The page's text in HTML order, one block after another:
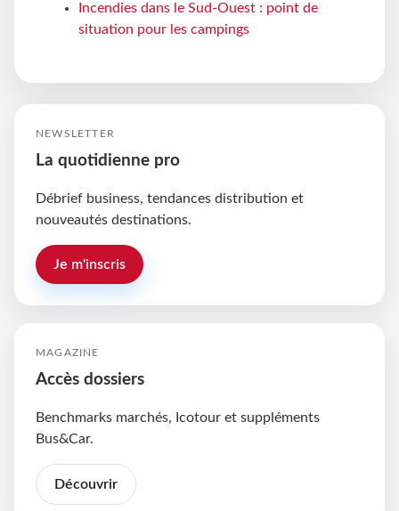
Incendies dans le Sud-Ouest : point de
situation pour les campings
NEWSLETTER
La quotidienne pro
Débrief business, tendances distribution et
nouveautés destinations.
Je m'inscris
MAGAZINE
Accès dossiers
Benchmarks marchés, Icotour et suppléments
Bus&Car.
Découvrir